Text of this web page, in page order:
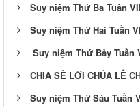
Suy niệm Thứ Ba Tuần
Suy niệm Thứ Hai Tuần
Suy niệm Thứ Bảy Tuần
CHIA SẺ LỜI CHÚA LỄ
Suy niệm Thứ Sáu Tuần